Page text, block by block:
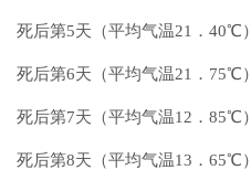
死后第5天（平均气温21．40℃）
死后第6天（平均气温21．75℃）
死后第7天（平均气温12．85℃）
死后第8天（平均气温13．65℃）